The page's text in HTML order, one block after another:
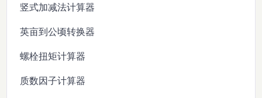
竖式加减法计算器
英亩到公顷转换器
螺栓扭矩计算器
质数因子计算器